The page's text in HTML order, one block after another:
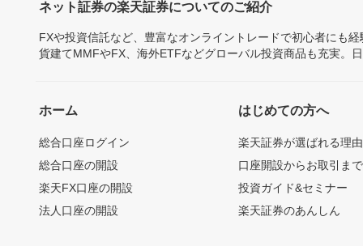
ネット証券の楽天証券についてのご紹介
FXや投資信託など、豊富なオンライントレードで初心者にも
貨建てMMFやFX、海外ETFなどグローバル投資商品も充実。
ホーム
総合口座ログイン
総合口座の開設
楽天FX口座の開設
法人口座の開設
はじめての方へ
楽天証券が選ばれる理由
口座開設からお取引ま
投資ガイド&セミナー
楽天証券のあんしん